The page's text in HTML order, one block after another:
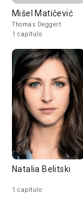
Mišel Matičević
Thomas Deggert
1 capítulo
Natalia Belitski
1 capítulo